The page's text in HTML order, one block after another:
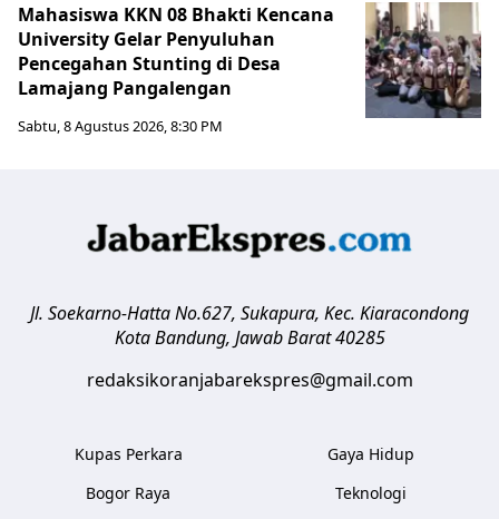
Mahasiswa KKN 08 Bhakti Kencana
University Gelar Penyuluhan
Pencegahan Stunting di Desa
Lamajang Pangalengan
Sabtu, 8 Agustus 2026, 8:30 PM
Jl. Soekarno-Hatta No.627, Sukapura, Kec. Kiaracondong
Kota Bandung, Jawab Barat 40285
redaksikoranjabarekspres@gmail.com
Kupas Perkara
Bogor Raya
Gaya Hidup
Teknologi